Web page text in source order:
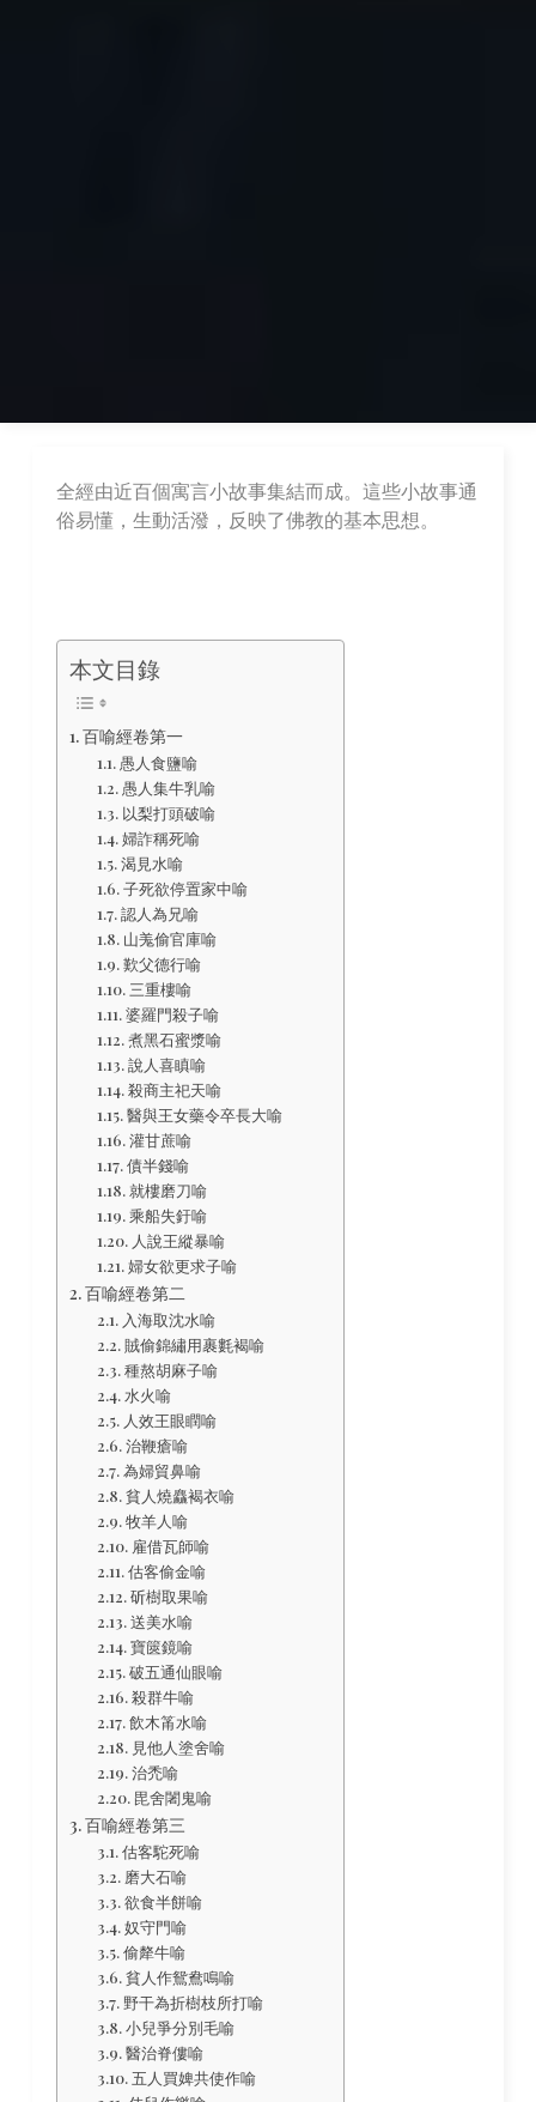
全經由近百個寓言小故事集結而成。這些小故事通
俗易懂，生動活潑，反映了佛教的基本思想。
本文目錄
百喻經卷第一
愚人食鹽喻
愚人集牛乳喻
以梨打頭破喻
婦詐稱死喻
渴見水喻
子死欲停置家中喻
認人為兄喻
山羗偷官庫喻
歎父德行喻
三重樓喻
婆羅門殺子喻
煮黑石蜜漿喻
說人喜瞋喻
殺商主祀天喻
醫與王女藥令卒長大喻
灌甘蔗喻
債半錢喻
就樓磨刀喻
乘船失釪喻
人說王縱暴喻
婦女欲更求子喻
百喻經卷第二
入海取沈水喻
賊偷錦繡用裹氀褐喻
種熬胡麻子喻
水火喻
人效王眼瞤喻
治鞭瘡喻
為婦貿鼻喻
貧人燒麤褐衣喻
牧羊人喻
雇借瓦師喻
估客偷金喻
斫樹取果喻
送美水喻
寶篋鏡喻
破五通仙眼喻
殺群牛喻
飲木筩水喻
見他人塗舍喻
治禿喻
毘舍闍鬼喻
百喻經卷第三
估客駝死喻
磨大石喻
欲食半餅喻
奴守門喻
偷犛牛喻
貧人作鴛鴦鳴喻
野干為折樹枝所打喻
小兒爭分別毛喻
醫治脊僂喻
五人買婢共使作喻